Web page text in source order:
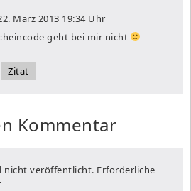
März 2013 19:34 Uhr
geht bei mir nicht
Zitat
Kommentar
nicht veröffentlicht. Erforderliche